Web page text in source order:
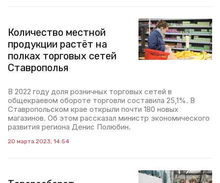
Количество местной
продукции растёт на
полках торговых сетей
Ставрополья
В 2022 году доля розничных торговых сетей в
общекраевом обороте торговли составила 25,1%. В
Ставропольском крае открыли почти 180 новых
магазинов. Об этом рассказал министр экономического
развития региона Денис Полюбин.
20 марта 2023, 14:54